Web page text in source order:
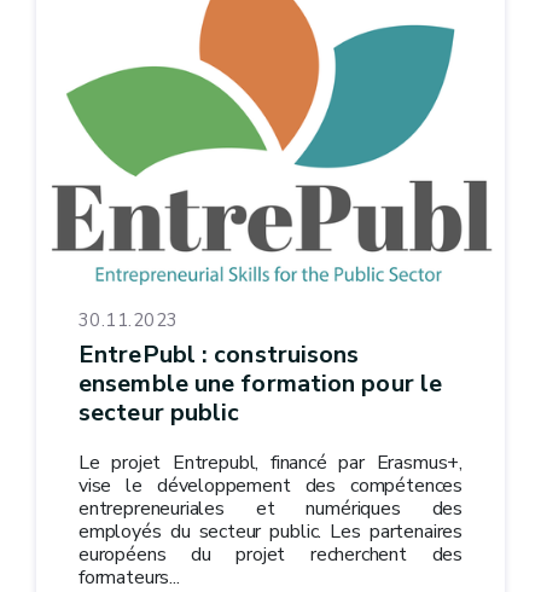
30.11.2023
EntrePubl : construisons
ensemble une formation pour le
secteur public
Le projet Entrepubl, financé par Erasmus+,
vise le développement des compétences
entrepreneuriales et numériques des
employés du secteur public. Les partenaires
européens du projet recherchent des
formateurs...